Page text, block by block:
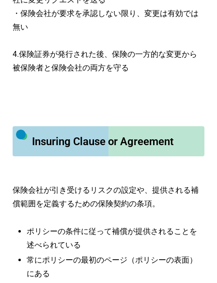
・保険会社が要求を承認しない限り、変更は有効では
無い
4.保険証券が発行された後、保険の一方的な変更から
被保険者と保険会社の両方を守る
Insuring Clause or Agreement
保険会社が引き受けるリスクの設定や、提供される補
償範囲を定義するための保険契約の条項。
ポリシーの条件に従って補償が提供されることを
述べられている
常にポリシーの最初のページ（ポリシーの表面）
にある